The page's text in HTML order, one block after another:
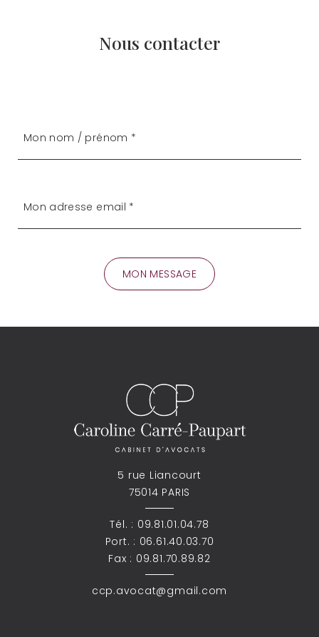
Nous contacter
5 rue Liancourt
75014 PARIS
Tél. : 09.81.01.04.78
Port. : 06.61.40.03.70
Fax : 09.81.70.89.82
ccp.avocat@gmail.com